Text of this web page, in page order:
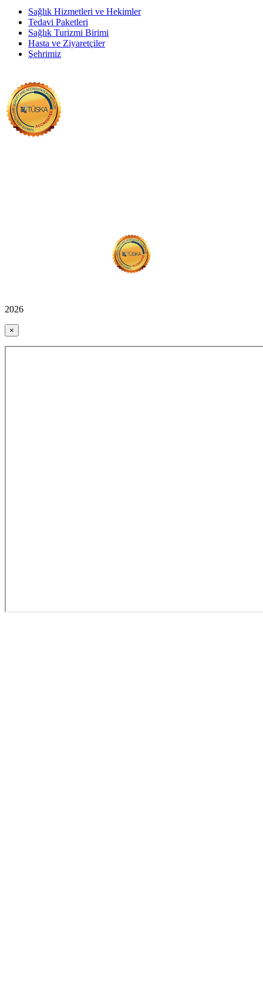
Sağlık Hizmetleri ve Hekimler
Tedavi Paketleri
Sağlık Turizmi Birimi
Hasta ve Ziyaretçiler
Şehrimiz
2026
×